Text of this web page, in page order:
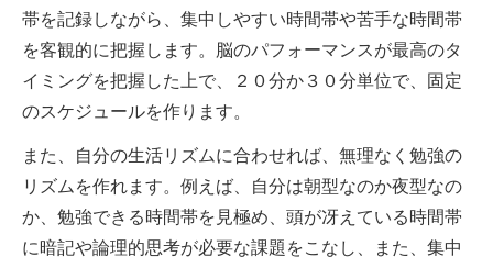
帯を記録しながら、集中しやすい時間帯や苦手な時間帯
を客観的に把握します。脳のパフォーマンスが最高のタ
イミングを把握した上で、２０分か３０分単位で、固定
のスケジュールを作ります。
また、自分の生活リズムに合わせれば、無理なく勉強の
リズムを作れます。例えば、自分は朝型なのか夜型なの
か、勉強できる時間帯を見極め、頭が冴えている時間帯
に暗記や論理的思考が必要な課題をこなし、また、集中